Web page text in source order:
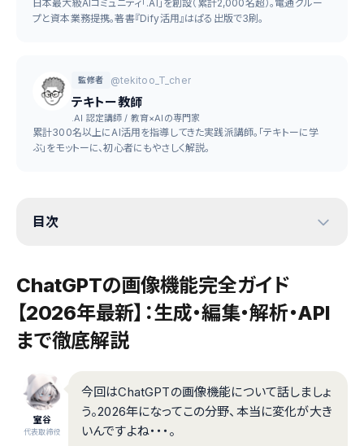
日本最大級AIコミュニティ「.AI」を創設（累計2,000名超）。電通グルー
プと資本業務提携。著書『Dify活用』はぱる出版で3刷。
監修者 @tekitoo_T_cher
テキトー教師
.AI 認定講師 / 教育×AIの専門家
累計300名以上にAI活用を指導してきた実践派講師。「テキトーに学
ぶ」をモットーに、初心者にもやさしく解説。
目次
ChatGPTの画像機能完全ガイド
【2026年最新】：生成・編集・解析・API
まで徹底解説
室谷
代表取締役
今回はChatGPTの画像機能について話しましょ
う。2026年になってこの分野、本当に変化が大き
いんですよね・・・。